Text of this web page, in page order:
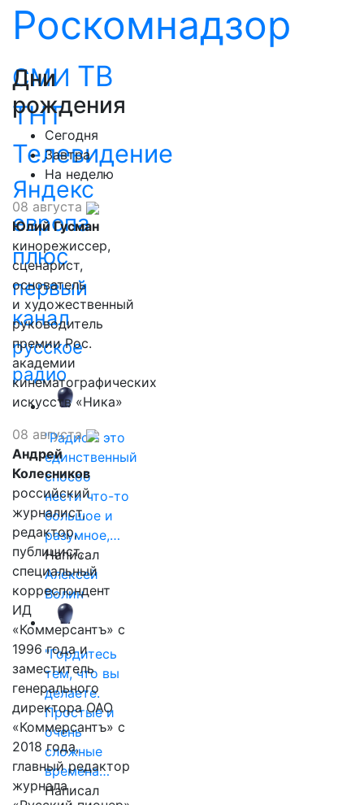
Роскомнадзор
СМИ ТВ
ТНТ
Телевидение
Яндекс
европа
плюс
первый
канал
русское
радио
"Радио - это
единственный
способ
нести что-то
большое и
разумное,…
Написал
Алексей
Волин
"Гордитесь
тем, что вы
делаете.
Простые и
очень
сложные
времена…
Написал
Дни
рождения
Сегодня
Завтра
На неделю
08 августа
Юлий Гусман
кинорежиссер,
сценарист,
основатель
и художественный
руководитель
премии Рос.
академии
кинематографических
искусств «Ника»
08 августа
Андрей
Колесников
российский
журналист,
редактор,
публицист,
специальный
корреспондент
ИД
«Коммерсантъ» с
1996 года и
заместитель
генерального
директора ОАО
«Коммерсантъ» с
2018 года,
главный редактор
журнала